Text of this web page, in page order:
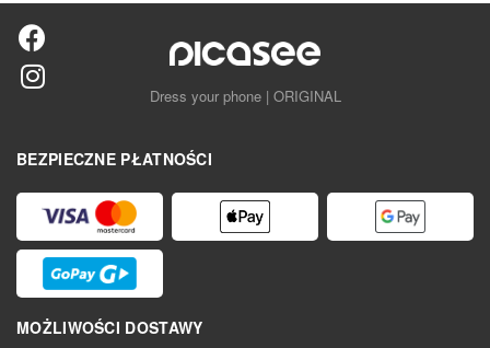
Dress your phone | ORIGINAL
BEZPIECZNE PŁATNOŚCI
MOŻLIWOŚCI DOSTAWY